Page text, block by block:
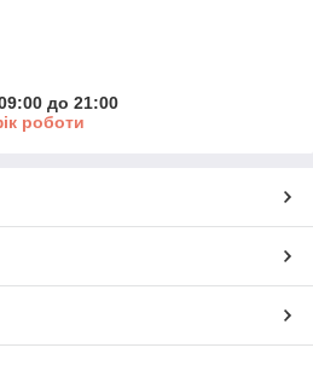
до 21:00
роботи